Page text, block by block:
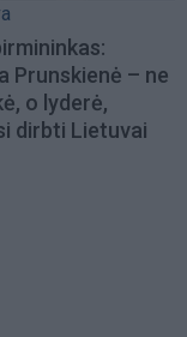
Prunskienė – ne
o lyderė,
dirbti Lietuvai